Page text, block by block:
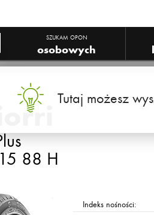
SZUKAM OPON
osobowych
Tutaj możesz
88 H
Indeks nośności: